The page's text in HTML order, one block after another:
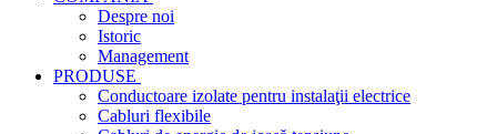
Despre noi
Istoric
Management
PRODUSE
Conductoare izolate pentru instalaţii electrice
Cabluri flexibile